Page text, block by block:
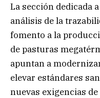
La sección dedicada
análisis de la
fomento a la
de pasturas
apuntan a
elevar estándares
nuevas exigencias